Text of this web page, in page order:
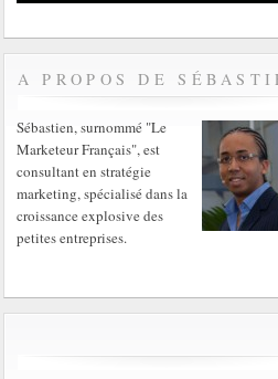
A PROPOS DE
Sébastien, surnommé "Le
Marketeur Français", est
consultant en stratégie
marketing, spécialisé dans la
croissance explosive des
petites entreprises.